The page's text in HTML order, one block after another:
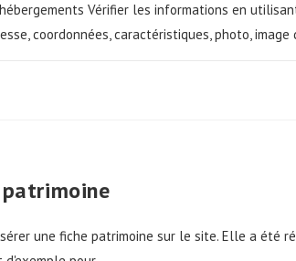
Vérifier les informations en
coordonnées, caractéristiques, photo,
une fiche patrimoine sur le site. Elle a été